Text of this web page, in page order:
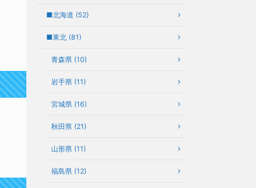
■北海道 (52)
■東北 (81)
青森県 (10)
岩手県 (11)
宮城県 (16)
秋田県 (21)
山形県 (11)
福島県 (12)